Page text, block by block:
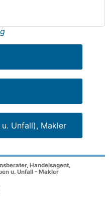
Unfall), Makler
Handelsagent,
u. Unfall - Makler